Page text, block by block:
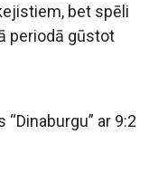
bet spēli
periodā gūstot
“Dinaburgu” ar 9:2